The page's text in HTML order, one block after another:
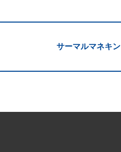
サーマルマネキン